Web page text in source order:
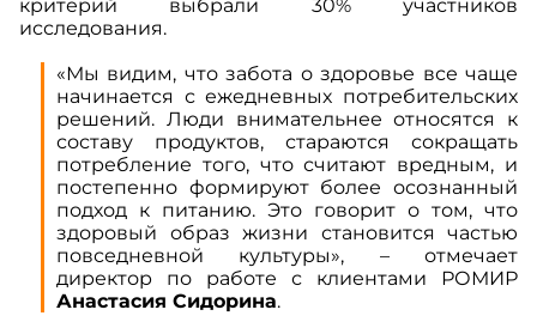
критерий выбрали 30% участников
исследования.
«Мы видим, что забота о здоровье все чаще
начинается с ежедневных потребительских
решений. Люди внимательнее относятся к
составу продуктов, стараются сокращать
потребление того, что считают вредным, и
постепенно формируют более осознанный
подход к питанию. Это говорит о том, что
здоровый образ жизни становится частью
повседневной культуры», – отмечает
директор по работе с клиентами РОМИР
Анастасия Сидорина.